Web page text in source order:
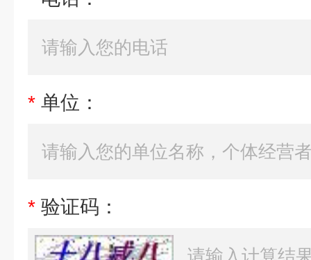
* 单位：
* 验证码：